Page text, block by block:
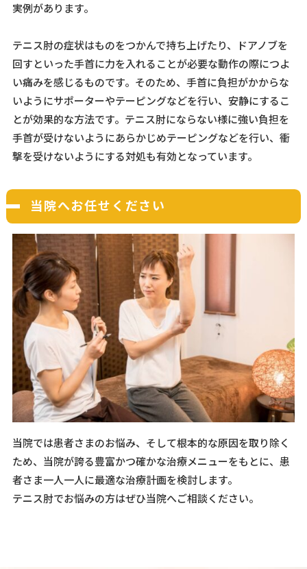
実例があります。
テニス肘の症状はものをつかんで持ち上げたり、ドアノブを
回すといった手首に力を入れることが必要な動作の際につよ
い痛みを感じるものです。そのため、手首に負担がかからな
いようにサポーターやテーピングなどを行い、安静にするこ
とが効果的な方法です。テニス肘にならない様に強い負担を
手首が受けないようにあらかじめテーピングなどを行い、衝
撃を受けないようにする対処も有効となっています。
当院へお任せください
当院では患者さまのお悩み、そして根本的な原因を取り除く
ため、当院が誇る豊富かつ確かな治療メニューをもとに、患
者さま一人一人に最適な治療計画を検討します。
テニス肘でお悩みの方はぜひ当院へご相談ください。